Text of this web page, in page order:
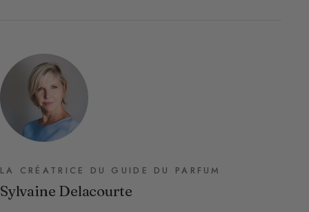
LA CRÉATRICE DU GUIDE DU PARFUM
Sylvaine Delacourte